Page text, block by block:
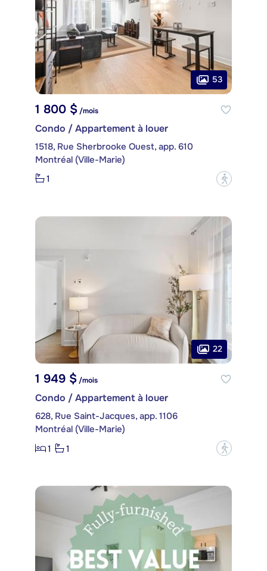
53
1 800 $ /mois
Condo / Appartement à louer
1518, Rue Sherbrooke Ouest, app. 610
Montréal (Ville-Marie)
1
?
22
1 949 $/mois
Condo / Appartement à louer
628, Rue Saint-Jacques, app. 1106
Montréal (Ville-Marie)
1
1 ?